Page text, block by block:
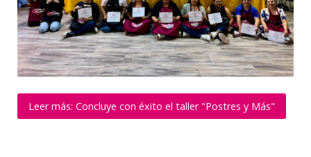
Leer más: Concluye con éxito el taller "Postres y Más"